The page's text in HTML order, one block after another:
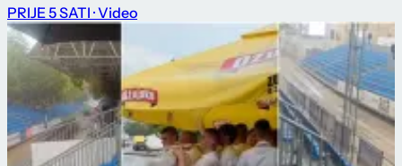
PRIJE 5 SATI · Video